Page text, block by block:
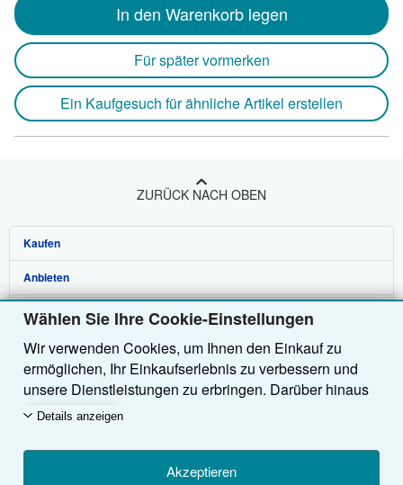
Wählen Sie Ihre Cookie-Einstellungen
Wir verwenden Cookies, um Ihnen den Einkauf zu
ermöglichen, Ihr Einkaufserlebnis zu verbessern und
unsere Dienstleistungen zu erbringen. Darüber hinaus
verwenden wir Cookies, um nachzuvollziehen, wie
Erfassung von Website-Besuchen), sodass wir
Optimierungen vornehmen können. Sofern Sie
Details anzeigen
Akzeptieren
In den Warenkorb legen
Für später vormerken
Ein Kaufgesuch für ähnliche Artikel erstellen
ZURÜCK NACH OBEN
Kaufen
Detailsuche
Sammlungen
Nutzerkonto
Meine Bestellungen
Warenkorb
Anbieten
Verkäufer werden
Partnerprogramm
Empfehlen Sie einen Verkäufer
Über uns
Über uns / Impressum
Presse
Karriere
Datenschutzerklärung
Hilfe
Hilfebereich
Kundenservice
Weitere AbeBooks Unternehmen
AbeBooks.com
AbeBooks.co.uk
AbeBooks folgen